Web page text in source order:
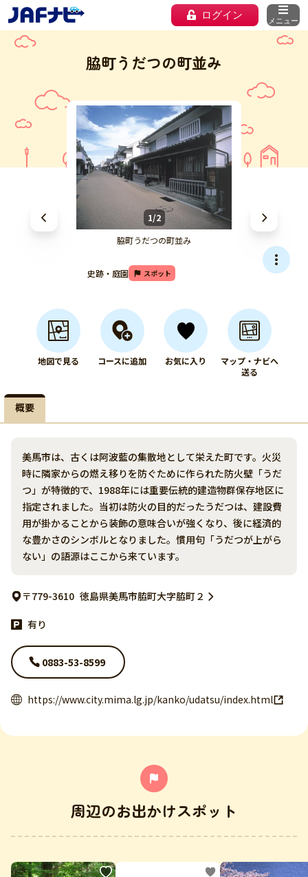
ログイン メニュー
脇町うだつの町並み
1/2
脇町うだつの町並み
史跡・庭園 スポット
地図で見る コースに追加 お気に入り
マップ・ナビへ
送る
概要
美馬市は、古くは阿波藍の集散地として栄えた町です。火災
時に隣家からの燃え移りを防ぐために作られた防火壁「うだ
つ」が特徴的で、1988年には重要伝統的建造物群保存地区に
指定されました。当初は防火の目的だったうだつは、建設費
用が掛かることから装飾の意味合いが強くなり、後に経済的
な豊かさのシンボルとなりました。慣用句「うだつが上がら
ない」の語源はここから来ています。
〒779-3610 徳島県美馬市脇町大字脇町２
有り
0883-53-8599
https://www.city.mima.lg.jp/kanko/udatsu/index.html
周辺のお出かけスポット